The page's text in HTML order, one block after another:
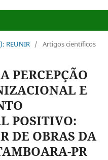
REUNIR / Artigos científicos
PERCEPÇÃO
E
POSITIVO:
DE OBRAS DA
PR